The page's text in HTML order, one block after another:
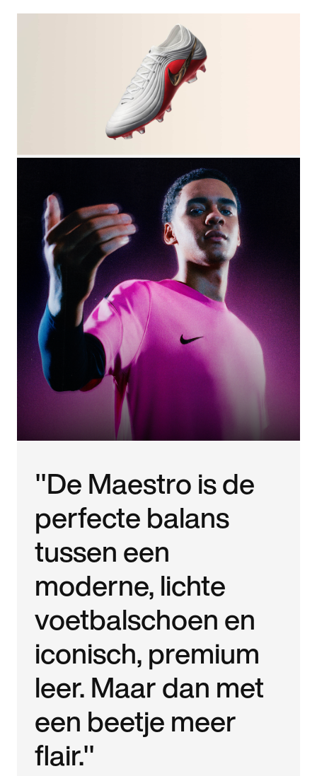
"De Maestro is de
perfecte balans
tussen een
moderne, lichte
voetbalschoen en
iconisch, premium
leer. Maar dan met
een beetje meer
flair."